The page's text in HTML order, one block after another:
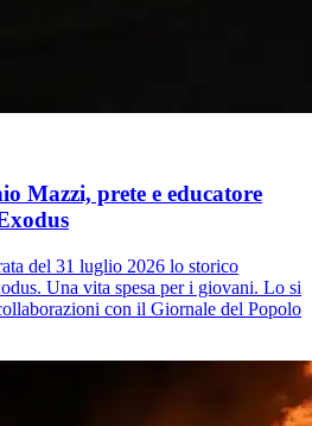
Mazzi, prete e educatore
del 31 luglio 2026 lo storico
Una vita spesa per i giovani. Lo si
con il Giornale del Popolo